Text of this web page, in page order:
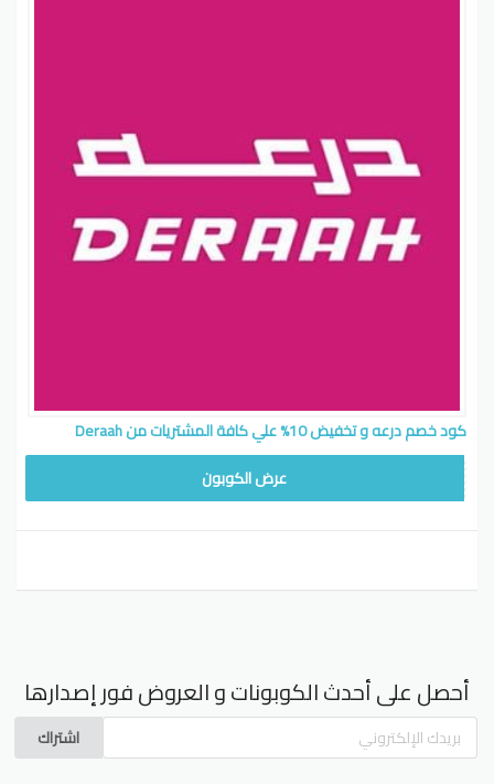
كود خصم درعه و تخفيض 10% علي كافة المشتريات من Deraah
عرض الكوبون
أحصل على أحدث الكوبونات و العروض فور إصدارها
اشتراك